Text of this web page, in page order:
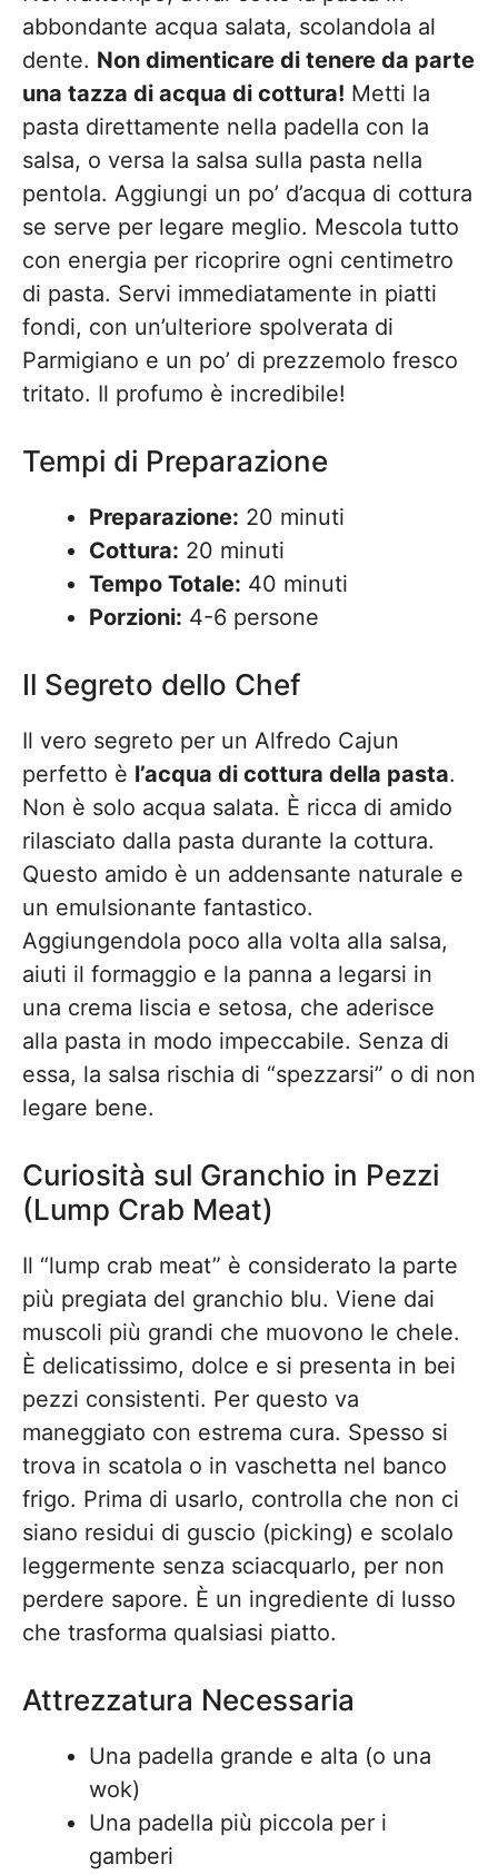
abbondante acqua salata, scolandola al
dente. Non dimenticare di tenere da parte
una tazza di acqua di cottura! Metti la
pasta direttamente nella padella con la
salsa, o versa la salsa sulla pasta nella
pentola. Aggiungi un po’ d’acqua di cottura
se serve per legare meglio. Mescola tutto
con energia per ricoprire ogni centimetro
di pasta. Servi immediatamente in piatti
fondi, con un’ulteriore spolverata di
Parmigiano e un po’ di prezzemolo fresco
tritato. Il profumo è incredibile!
Tempi di Preparazione
Preparazione: 20 minuti
Cottura: 20 minuti
Tempo Totale: 40 minuti
Porzioni: 4-6 persone
Il Segreto dello Chef
Il vero segreto per un Alfredo Cajun
perfetto è l’acqua di cottura della pasta.
Non è solo acqua salata. È ricca di amido
rilasciato dalla pasta durante la cottura.
Questo amido è un addensante naturale e
un emulsionante fantastico.
Aggiungendola poco alla volta alla salsa,
aiuti il formaggio e la panna a legarsi in
una crema liscia e setosa, che aderisce
alla pasta in modo impeccabile. Senza di
essa, la salsa rischia di “spezzarsi” o di non
legare bene.
Curiosità sul Granchio in Pezzi
(Lump Crab Meat)
Il “lump crab meat” è considerato la parte
più pregiata del granchio blu. Viene dai
muscoli più grandi che muovono le chele.
È delicatissimo, dolce e si presenta in bei
pezzi consistenti. Per questo va
maneggiato con estrema cura. Spesso si
trova in scatola o in vaschetta nel banco
frigo. Prima di usarlo, controlla che non ci
siano residui di guscio (picking) e scolalo
leggermente senza sciacquarlo, per non
perdere sapore. È un ingrediente di lusso
che trasforma qualsiasi piatto.
Attrezzatura Necessaria
Una padella grande e alta (o una
wok)
Una padella più piccola per i
gamberi